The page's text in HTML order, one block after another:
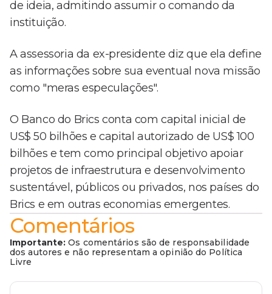
de ideia, admitindo assumir o comando da
instituição.
A assessoria da ex-presidente diz que ela define
as informações sobre sua eventual nova missão
como "meras especulações".
O Banco do Brics conta com capital inicial de
US$ 50 bilhões e capital autorizado de US$ 100
bilhões e tem como principal objetivo apoiar
projetos de infraestrutura e desenvolvimento
sustentável, públicos ou privados, nos países do
Brics e em outras economias emergentes.
Comentários
Importante: Os comentários são de responsabilidade
dos autores e não representam a opinião do Política
Livre